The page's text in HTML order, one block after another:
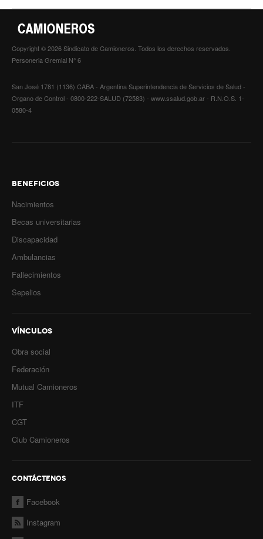
Copyright © 2026 Sindicato de Camioneros. Todos los derechos reservados.
Personeria Gremial N° 6
San José 1781 (1136) CABA - Argentina Superintendencia de Servicios de Salud -
Organo de Control - 0800-222-SALUD (72583) - www.ssalud.gob.ar - R.N.O.S. 1-
0580-4
BENEFICIOS
Nacimientos
Becas universitarias
Discapacidad
Ambulancias
Fallecimientos
Sepelios
VÍNCULOS
Obra social
Federación
Mutual Camioneros
ITF
CGT
Club Camioneros
CONTÁCTENOS
Facebook
Instagram